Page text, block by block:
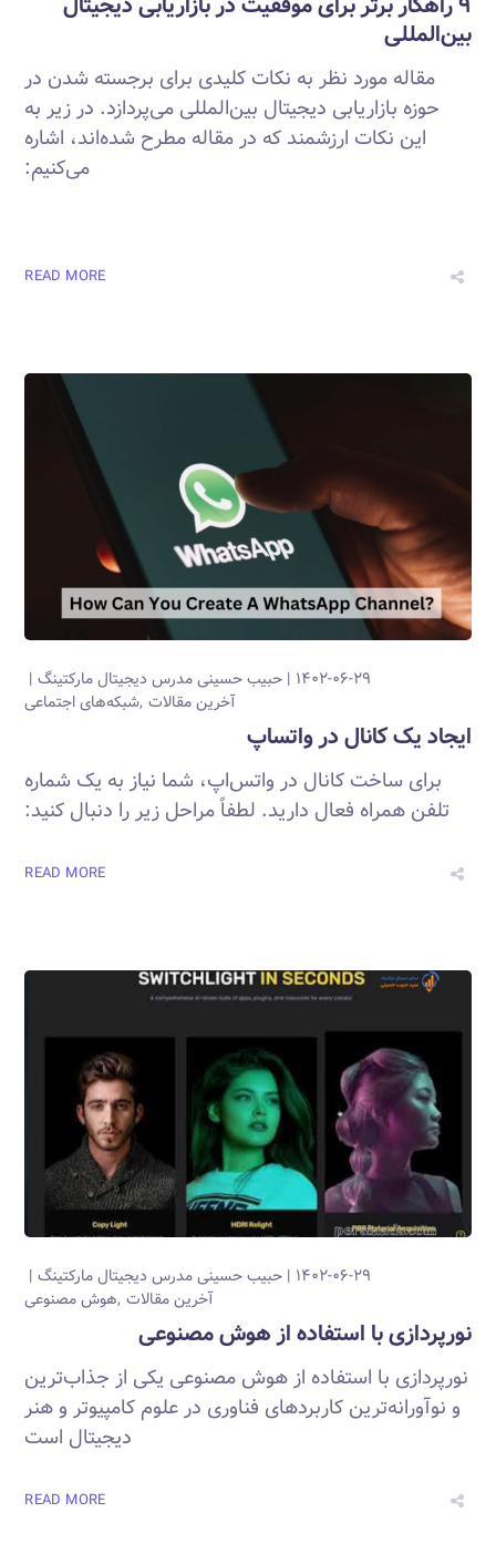
بین‌المللی
مقاله مورد نظر به نکات کلیدی برای برجسته شدن در
حوزه بازاریابی دیجیتال بین‌المللی می‌پردازد. در زیر به
این نکات ارزشمند که در مقاله مطرح شده‌اند، اشاره
می‌کنیم:
READ MORE
۱۴۰۲-۰۶-۲۹ حبیب حسینیمدرس دیجیتال مارکتینگ
آخرین مقالات شبکه‌های اجتماعی
ایجاد یک کانال در واتساپ
برای ساخت کانال در واتس‌اپ، شما نیاز به یک شماره
تلفن همراه فعال دارید. لطفاً مراحل زیر را دنبال کنید:
READ MORE
۱۴۰۲-۰۶-۲۹ حبیب حسینیمدرس دیجیتال مارکتینگ
آخرین مقالات هوش مصنوعی
نورپردازی با استفاده از هوش مصنوعی
نورپردازی با استفاده از هوش مصنوعی یکی از جذاب‌ترین
و نوآورانه‌ترین کاربردهای فناوری در علوم کامپیوتر و هنر
دیجیتال است
READ MORE